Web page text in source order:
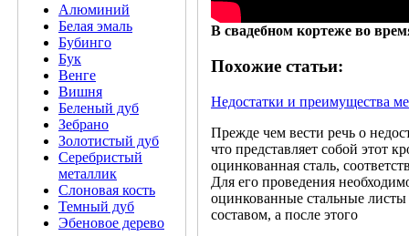
Алюминий
Белая эмаль
Бубинго
Бук
Венге
Вишня
Беленый дуб
Зебрано
Золотистый дуб
Серебристый
металлик
Слоновая кость
Темный дуб
Эбеновое дерево
В свадебном кортеже во
Похожие статьи:
Недостатки и преимущества
Прежде чем вести речь о
что представляет собой этот
оцинкованная сталь,
Для его проведения
оцинкованные стальные
составом, а после этого